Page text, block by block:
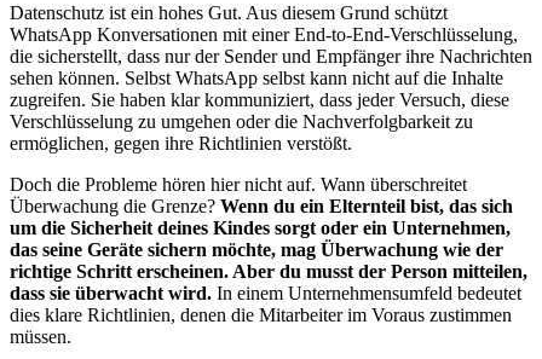
Datenschutz ist ein hohes Gut. Aus diesem Grund schützt
WhatsApp Konversationen mit einer End-to-End-Verschlüsselung,
die sicherstellt, dass nur der Sender und Empfänger ihre Nachrichten
sehen können. Selbst WhatsApp selbst kann nicht auf die Inhalte
zugreifen. Sie haben klar kommuniziert, dass jeder Versuch, diese
Verschlüsselung zu umgehen oder die Nachverfolgbarkeit zu
ermöglichen, gegen ihre Richtlinien verstößt.
Doch die Probleme hören hier nicht auf. Wann überschreitet
Überwachung die Grenze? Wenn du ein Elternteil bist, das sich
um die Sicherheit deines Kindes sorgt oder ein Unternehmen,
das seine Geräte sichern möchte, mag Überwachung wie der
richtige Schritt erscheinen. Aber du musst der Person mitteilen,
dass sie überwacht wird. In einem Unternehmensumfeld bedeutet
dies klare Richtlinien, denen die Mitarbeiter im Voraus zustimmen
müssen.